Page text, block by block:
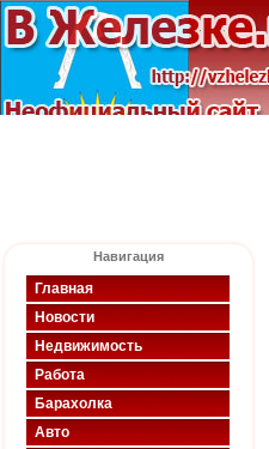
Навигация
Главная
Новости
Недвижимость
Работа
Барахолка
Авто